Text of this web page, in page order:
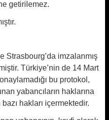
getirilemez.
Strasbourg’da imzalanmış
Türkiye’nin de 14 Mart
bu protokol,
yabancıların haklarına
hakları içermektedir.